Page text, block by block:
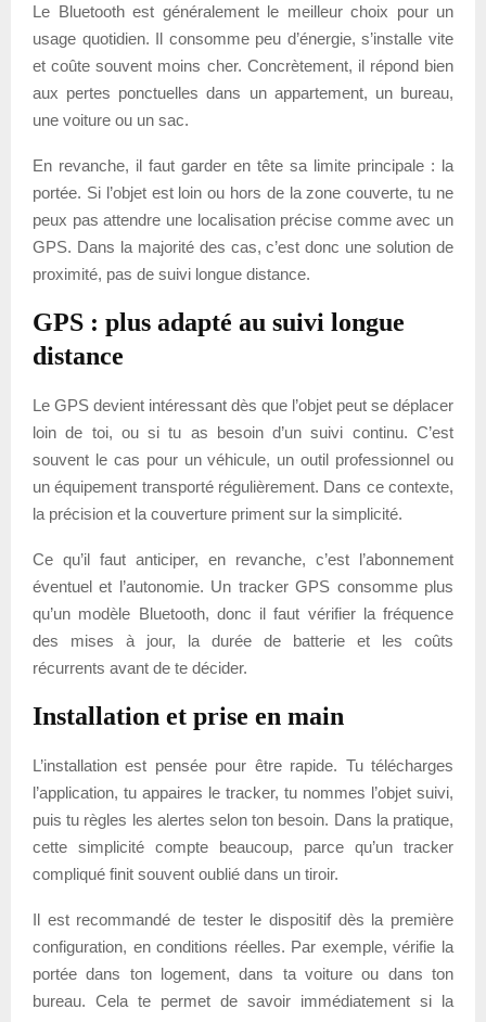
Le Bluetooth est généralement le meilleur choix pour un
usage quotidien. Il consomme peu d’énergie, s’installe vite
et coûte souvent moins cher. Concrètement, il répond bien
aux pertes ponctuelles dans un appartement, un bureau,
une voiture ou un sac.
En revanche, il faut garder en tête sa limite principale : la
portée. Si l’objet est loin ou hors de la zone couverte, tu ne
peux pas attendre une localisation précise comme avec un
GPS. Dans la majorité des cas, c’est donc une solution de
proximité, pas de suivi longue distance.
GPS : plus adapté au suivi longue
distance
Le GPS devient intéressant dès que l’objet peut se déplacer
loin de toi, ou si tu as besoin d’un suivi continu. C’est
souvent le cas pour un véhicule, un outil professionnel ou
un équipement transporté régulièrement. Dans ce contexte,
la précision et la couverture priment sur la simplicité.
Ce qu’il faut anticiper, en revanche, c’est l’abonnement
éventuel et l’autonomie. Un tracker GPS consomme plus
qu’un modèle Bluetooth, donc il faut vérifier la fréquence
des mises à jour, la durée de batterie et les coûts
récurrents avant de te décider.
Installation et prise en main
L’installation est pensée pour être rapide. Tu télécharges
l’application, tu appaires le tracker, tu nommes l’objet suivi,
puis tu règles les alertes selon ton besoin. Dans la pratique,
cette simplicité compte beaucoup, parce qu’un tracker
compliqué finit souvent oublié dans un tiroir.
Il est recommandé de tester le dispositif dès la première
configuration, en conditions réelles. Par exemple, vérifie la
portée dans ton logement, dans ta voiture ou dans ton
bureau. Cela te permet de savoir immédiatement si la